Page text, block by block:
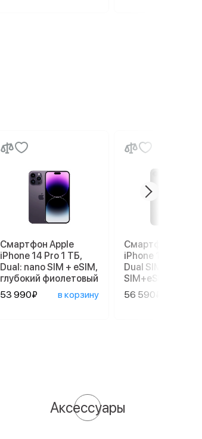
Смартфон Apple
iPhone 14 Pro 1 ТБ,
Dual: nano SIM + eSIM,
глубокий фиолетовый
53 990₽
в корзину
Смартфон Apple
iPhone 17e 256
Dual SIM (nano
SIM+eSIM), Black
56 590₽
Аксессуары